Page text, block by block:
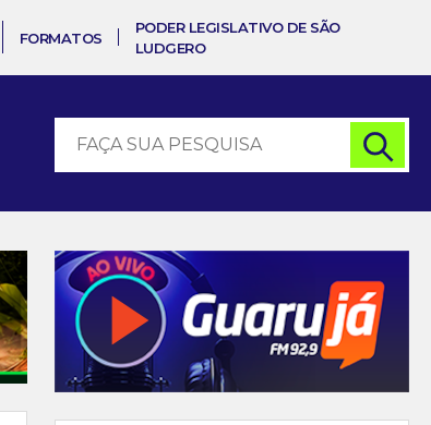
FORMATOS
PODER LEGISLATIVO DE SÃO
LUDGERO